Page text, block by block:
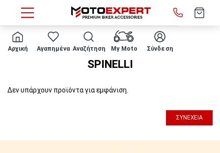
Αρχική Αγαπημένα Αναζήτηση My Moto Σύνδεση
Κατασκευαστές SPINELLI
SPINELLI
Δεν υπάρχουν προϊόντα για εμφάνιση.
ΣΥΝΈΧΕΙΑ